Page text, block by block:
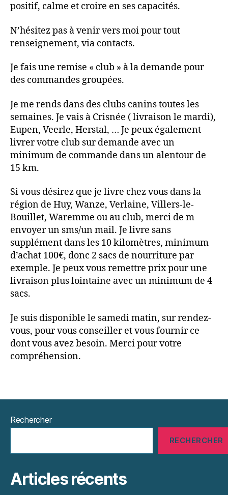
positif, calme et croire en ses capacités.
N’hésitez pas à venir vers moi pour tout
renseignement, via contacts.
Je fais une remise « club » à la demande pour
des commandes groupées.
Je me rends dans des clubs canins toutes les
semaines. Je vais à Crisnée ( livraison le mardi),
Eupen, Veerle, Herstal, … Je peux également
livrer votre club sur demande avec un
minimum de commande dans un alentour de
15 km.
Si vous désirez que je livre chez vous dans la
région de Huy, Wanze, Verlaine, Villers-le-
Bouillet, Waremme ou au club, merci de m
envoyer un sms/un mail. Je livre sans
supplément dans les 10 kilomètres, minimum
d’achat 100€, donc 2 sacs de nourriture par
exemple. Je peux vous remettre prix pour une
livraison plus lointaine avec un minimum de 4
sacs.
Je suis disponible le samedi matin, sur rendez-
vous, pour vous conseiller et vous fournir ce
dont vous avez besoin. Merci pour votre
compréhension.
Rechercher
RECHERCHER
Articles récents